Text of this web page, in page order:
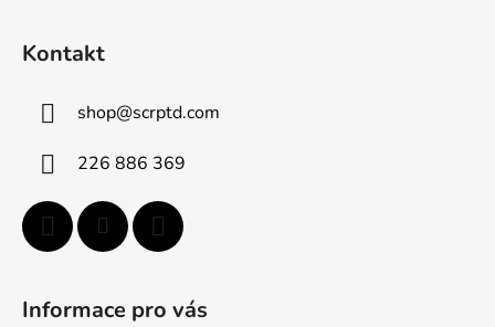
Kontakt
shop@scrptd.com
226 886 369
Informace pro vás